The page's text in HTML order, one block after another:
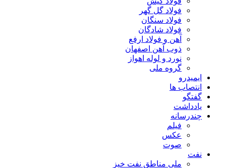
فولاد گل گهر
فولاد سنگان
فولاد شادگان
آهن و فولاد ارفع
ذوب آهن اصفهان
نورد و لوله اهواز
گروه ملی
ایمیدرو
انتصاب ها
گفتگو
یادداشت
چندرسانه
فیلم
عکس
صوت
نفت
ملی مناطق نفت خیز